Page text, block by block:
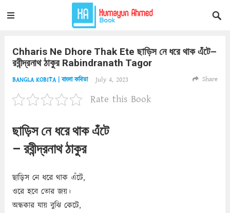
Chharis Ne Dhore Thak Ete ছাড়িস নে ধরে থাক এঁটে–
রবীন্দ্রনাথ ঠাকুর Rabindranath Tagor
BANGLA KOBITA | বাংলা কবিতা July 4, 2023 Share
Rate this Book
ছাড়িস নে ধরে থাক এঁটে
– রবীন্দ্রনাথ ঠাকুর
ছাড়িস নে ধরে থাক এঁটে,
ওরে হবে তোর জয়।
অন্ধকার যায় বুঝি কেটে,